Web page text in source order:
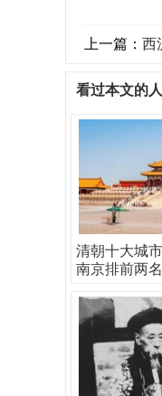
上一篇： 西
看过本文的
清朝十大城
南京排前两名